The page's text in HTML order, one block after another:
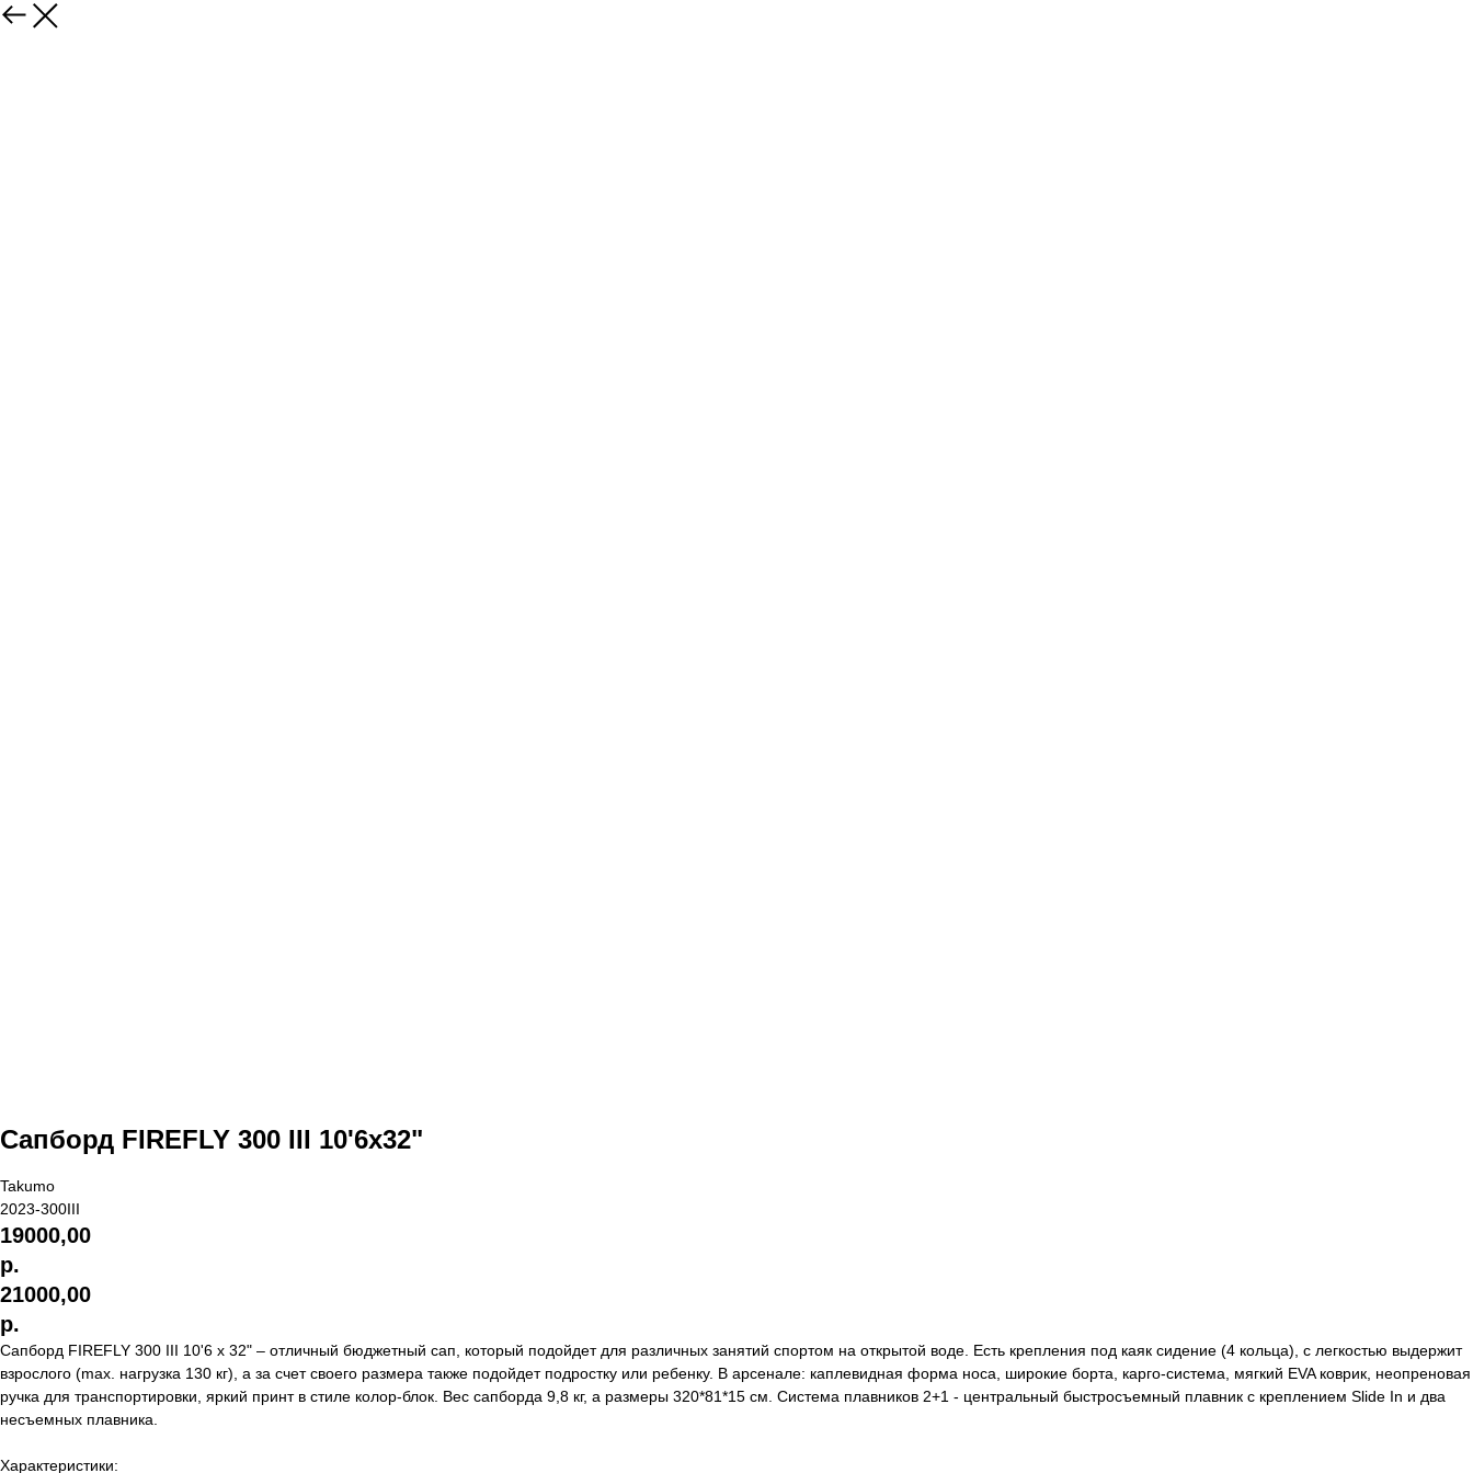
Сапборд FIREFLY 300 III 10'6‎x32"
Takumo
2023-300III
19000,00
р.
21000,00
р.
Сапборд FIREFLY 300 III 10'6 x 32" – отличный бюджетный сап, который подойдет для различных занятий спортом на открытой воде. Есть крепления под каяк сидение (4 кольца), с легкостью выдержит
взрослого (max. нагрузка 130 кг), а за счет своего размера также подойдет подростку или ребенку. В арсенале: каплевидная форма носа, широкие борта, карго-система, мягкий EVA коврик, неопреновая
ручка для транспортировки, яркий принт в стиле колор-блок. Вес сапборда 9,8 кг, а размеры 320*81*15 см. Система плавников 2+1 - центральный быстросъемный плавник с креплением Slide In и два
несъемных плавника.
Характеристики: